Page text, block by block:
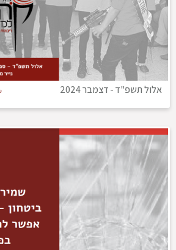
אלול תשפ"ד-דצמבר 2024